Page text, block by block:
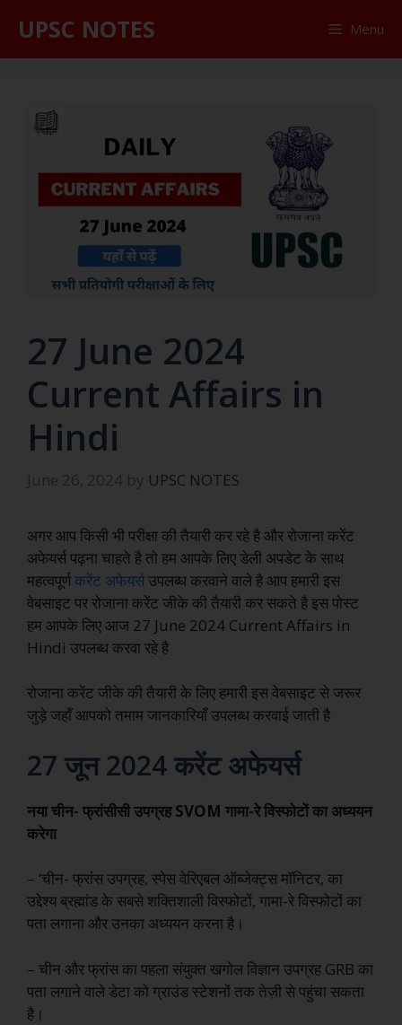
UPSC NOTES Menu
27 June 2024
Current Affairs in
Hindi
June 26, 2024 by UPSC NOTES
अगर आप किसी भी परीक्षा की तैयारी कर रहे है और रोजाना करेंट
अफेयर्स पढ़ना चाहते है तो हम आपके लिए डेली अपडेट के साथ
महत्वपूर्णकरेंट अफेयर्सउपलब्ध करवाने वाले है आप हमारी इस
वेबसाइट पर रोजाना करेंट जीके की तैयारी कर सकते है इस पोस्ट
हम आपके लिए आज 27 June 2024 Current Affairs in
Hindi उपलब्ध करवा रहे है
रोजाना करेंट जीके की तैयारी के लिए हमारी इस वेबसाइट से जरूर
जुड़े जहाँ आपको तमाम जानकारियाँ उपलब्ध करवाई जाती है
27 जून 2024 करेंट अफेयर्स
नया चीन- फ्रांसीसी उपग्रह SVOM गामा-रे विस्फोटों का अध्ययन
करेगा
– ‘चीन- फ्रांस उपग्रह, स्पेस वेरिएबल ऑब्जेक्ट्स मॉनिटर, का
उद्देश्य ब्रह्मांड के सबसे शक्तिशाली विस्फोटों, गामा-रे विस्फोटों का
पता लगाना और उनका अध्ययन करना है।
– चीन और फ्रांस का पहला संयुक्त खगोल विज्ञान उपग्रह GRB का
पता लगाने वाले डेटा को ग्राउंड स्टेशनों तक तेज़ी से पहुंचा सकता
है।